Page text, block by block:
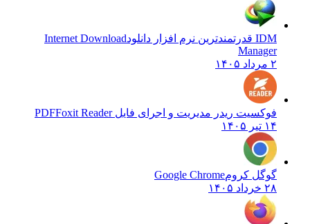
IDM قدرتمندترین نرم افزار دانلود
Internet Download
Manager
۲ مرداد ۱۴۰۵
فوکسیت ریدر مدیریت و اجرای فایل PDFFoxit Reader
۱۴ تیر ۱۴۰۵
گوگل کرومGoogle Chrome
۲۸ خرداد ۱۴۰۵